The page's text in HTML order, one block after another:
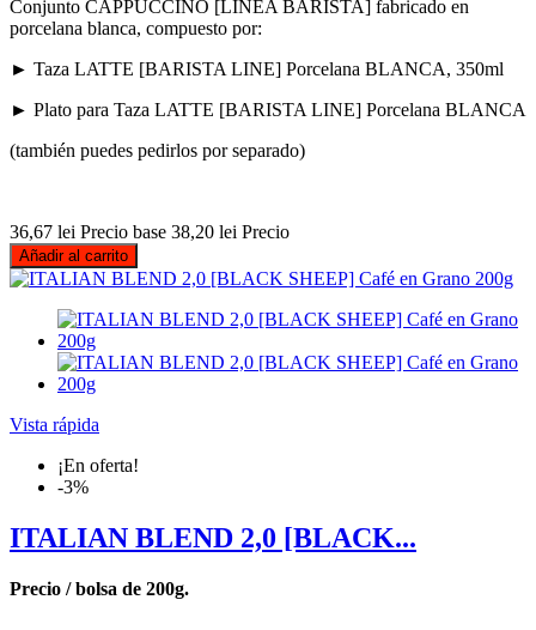
Conjunto CAPPUCCINO [LINEA BARISTA] fabricado en
porcelana blanca, compuesto por:
► Taza LATTE [BARISTA LINE] Porcelana BLANCA, 350ml
► Plato para Taza LATTE [BARISTA LINE] Porcelana BLANCA
(también puedes pedirlos por separado)
36,67 lei Precio base 38,20 lei Precio
Añadir al carrito
Vista rápida
¡En oferta!
-3%
ITALIAN BLEND 2,0 [BLACK...
Precio / bolsa de 200g.